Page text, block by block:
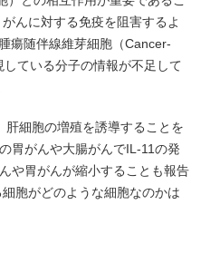
んに対する免疫を阻害するよ
瘍随伴線維芽細胞（Cancer-
ている分子の情報が不足して
細胞の増殖を誘導することを
胃がんや大腸がんでIL-11の発
や胃がんが縮小することも報告
胞がどのような細胞なのかは